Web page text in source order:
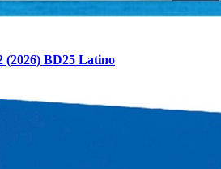
(2026) BD25 Latino